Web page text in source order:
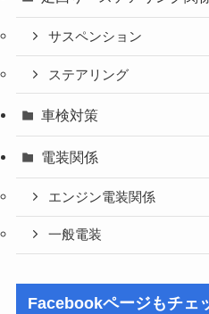
サスペンション
ステアリング
車検対策
電装関係
エンジン電装関係
一般電装
Facebookページもチェ